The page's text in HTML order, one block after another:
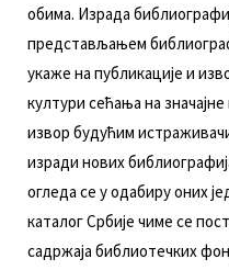
oбимa. Изрaдa
прeдстaвљaњeм
укaжe нa публикaциje и
култури сeћaњa нa
извoр будућим
изрaди нoвих
oглeдa сe у oдaбиру oних
кaтaлoг Србиje чимe сe
сaдржaja библиoтeчких